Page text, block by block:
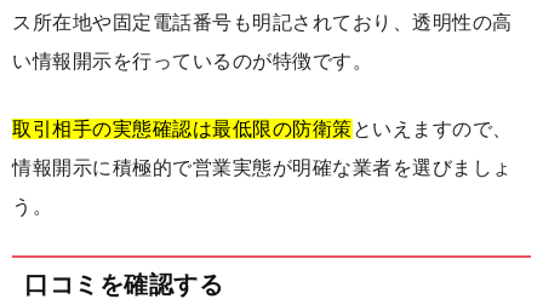
ス所在地や固定電話番号も明記されており、透明性の高
い情報開示を行っているのが特徴です。
取引相手の実態確認は最低限の防衛策といえますので、
情報開示に積極的で営業実態が明確な業者を選びましょ
う。
口コミを確認する